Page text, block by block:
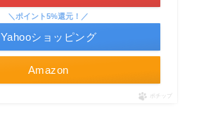
Amazon
＼ポイント5%還元！／
Yahooショッピング
ポチップ